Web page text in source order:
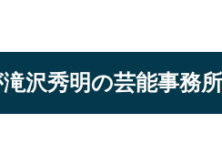
沢秀明の芸能事務